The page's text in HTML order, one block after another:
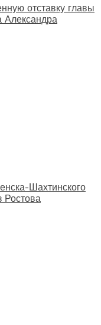
отставку главы
Александра
Шахтинского
Ростова